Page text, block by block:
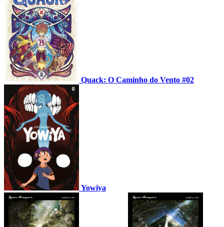
Quack: O Caminho do Vento #02
Yowiya